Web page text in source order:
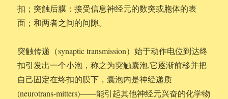
扣；突触后膜：接受信息神经元的数突或胞体的表
面；和两者之间的间隙。
突触传递（synaptic transmission）始于动作电位到达终
扣引发出一个小泡，称之为突触囊泡,它逐渐前移并把
自己固定在终扣的膜下，囊泡内是神经递质
(neurotrans-mitters)——能引起其他神经元兴奋的化学物